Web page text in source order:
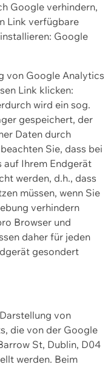
Google verhindern,
Link verfügbare
Google
von Google Analytics
Link klicken:
wird ein sog.
gespeichert, der
Daten durch
Sie, dass bei
auf Ihrem Endgerät
werden, d.h., dass
müssen, wenn Sie
verhindern
Browser und
daher für jeden
gesondert
von
die von der Google
St, Dublin, D04
werden. Beim